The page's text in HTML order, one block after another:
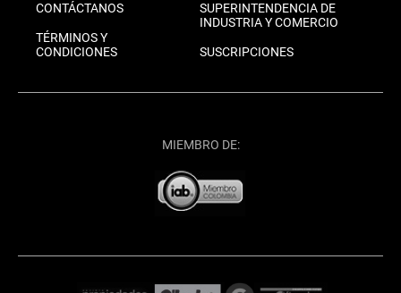
CONTÁCTANOS
TÉRMINOS Y
CONDICIONES
SUPERINTENDENCIA DE
INDUSTRIA Y COMERCIO
SUSCRIPCIONES
MIEMBRO DE: